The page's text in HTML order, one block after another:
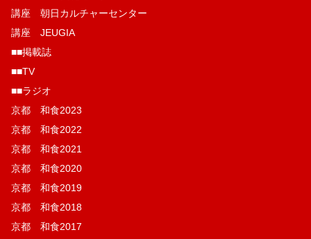
講座 朝日カルチャーセンター
講座 JEUGIA
■■掲載誌
■■TV
■■ラジオ
京都 和食2023
京都 和食2022
京都 和食2021
京都 和食2020
京都 和食2019
京都 和食2018
京都 和食2017